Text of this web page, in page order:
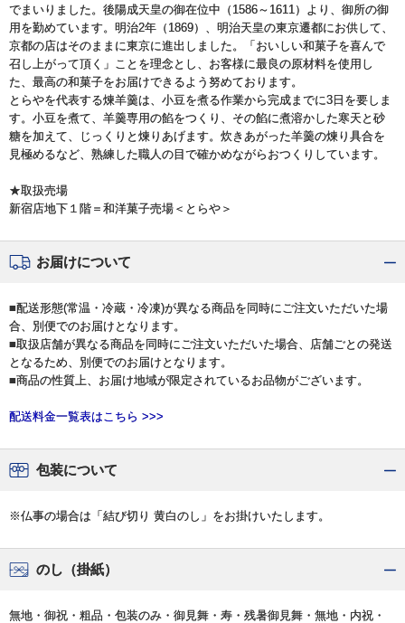
でまいりました。後陽成天皇の御在位中（1586～1611）より、御所の御
用を勤めています。明治2年（1869）、明治天皇の東京遷都にお供して、
京都の店はそのままに東京に進出しました。「おいしい和菓子を喜んで
召し上がって頂く」ことを理念とし、お客様に最良の原材料を使用し
た、最高の和菓子をお届けできるよう努めております。
とらやを代表する煉羊羹は、小豆を煮る作業から完成までに3日を要しま
す。小豆を煮て、羊羹専用の餡をつくり、その餡に煮溶かした寒天と砂
糖を加えて、じっくりと煉りあげます。炊きあがった羊羹の煉り具合を
見極めるなど、熟練した職人の目で確かめながらおつくりしています。
★取扱売場
新宿店地下１階＝和洋菓子売場＜とらや＞
お届けについて
■配送形態(常温・冷蔵・冷凍)が異なる商品を同時にご注文いただいた場
合、別便でのお届けとなります。
■取扱店舗が異なる商品を同時にご注文いただいた場合、店舗ごとの発送
となるため、別便でのお届けとなります。
■商品の性質上、お届け地域が限定されているお品物がございます。
配送料金一覧表はこちら >>>
包装について
※仏事の場合は「結び切り 黄白のし」をお掛けいたします。
のし（掛紙）
無地・御祝・粗品・包装のみ・御見舞・寿・残暑御見舞・無地・内祝・